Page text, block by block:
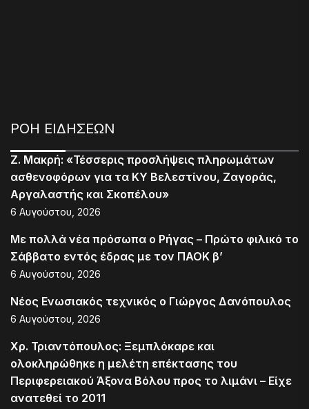
ΡΟΗ ΕΙΔΗΣΕΩΝ
Ζ. Μακρή: «Τέσσερις προσλήψεις πληρωμάτων
ασθενοφόρων για τα ΚΥ Βελεστίνου, Ζαγοράς,
Αργαλαστής και Σκοπέλου»
6 Αυγούστου, 2026
Με πολλά νέα πρόσωπα ο Ρήγας – Πρώτο φιλικό το
Σάββατο εντός έδρας με τον ΠΑΟΚ β’
6 Αυγούστου, 2026
Νέος Ενωσιακός τεχνικός ο Γιώργος Δανόπουλος
6 Αυγούστου, 2026
Χρ. Τριαντόπουλος: Ξεμπλόκαρε και
ολοκληρώθηκε η μελέτη επέκτασης του
Περιφερειακού Άξονα Βόλου προς το λιμάνι – Είχε
ανατεθεί το 2011